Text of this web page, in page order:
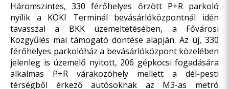
Háromszintes, 330 férőhelyes őrzött P+R parkoló
nyílik a KÖKI Terminál bevásárlóközpontnál idén
tavasszal a BKK üzemeltetésében, a Fővárosi
Közgyűlés mai támogató döntése alapján. Az új, 330
férőhelyes parkolóház a bevásárlóközpont közelében
jelenleg is üzemelő nyitott, 206 gépkocsi fogadására
alkalmas P+R várakozóhely mellett a dél-pesti
térségből érkező autósoknak az M3-as metró